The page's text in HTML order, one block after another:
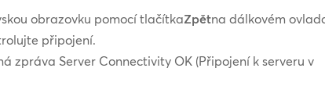
obrazovku pomocí tlačítkaZpětna dálkovém
připojení.
zpráva Server Connectivity OK (Připojení k serveru v